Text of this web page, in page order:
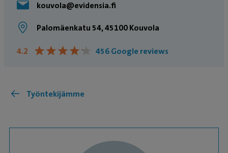
kouvola@evidensia.fi
Palomäenkatu 54, 45100 Kouvola
4.2 ★★★★★
★★★★★ 456 Google reviews
Työntekijämme